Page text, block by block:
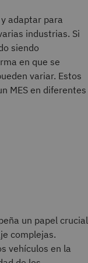
adaptar para
industrias. Si
siendo
en que se
variar. Estos
MES en diferentes
un papel crucial
complejas.
vehículos en la